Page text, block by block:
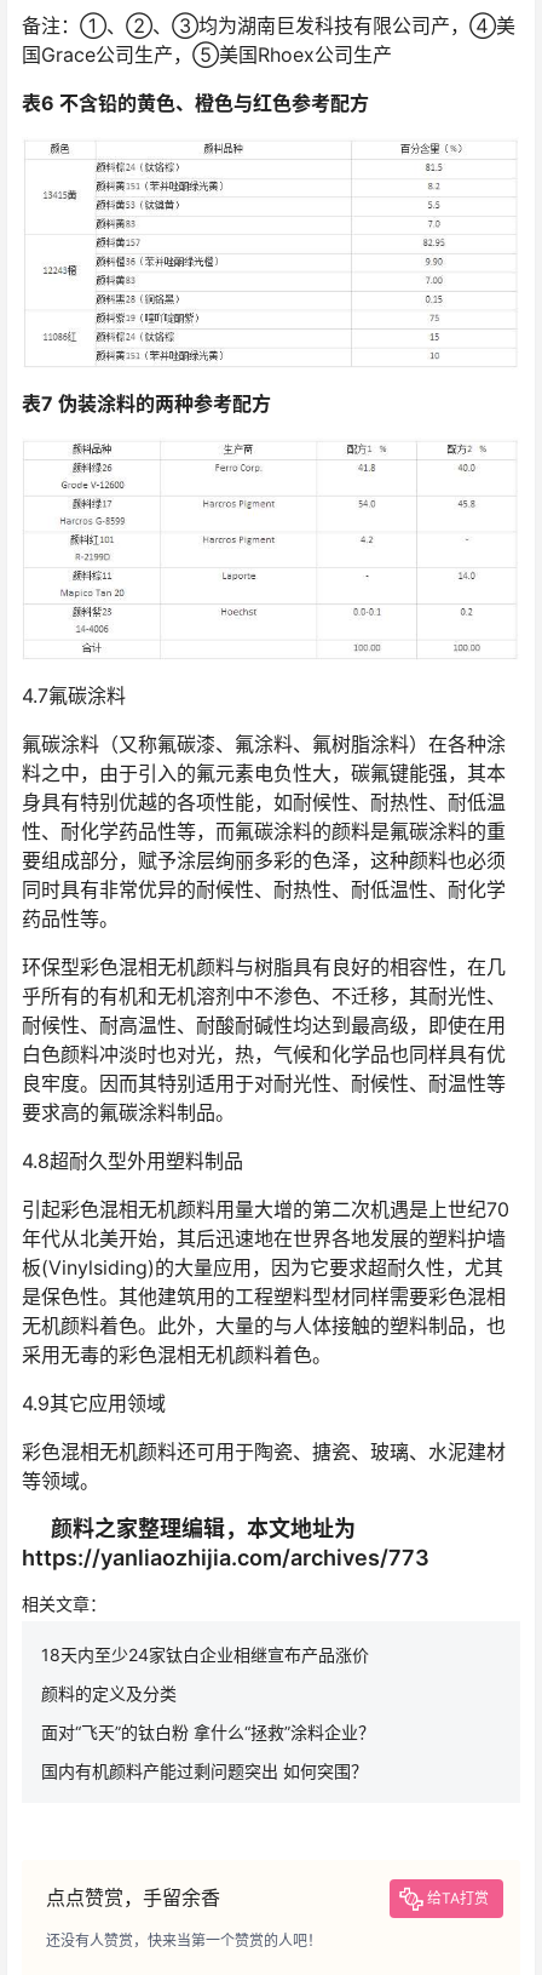
备注：①、②、③均为湖南巨发科技有限公司产，④美
国Grace公司生产，⑤美国Rhoex公司生产
表6 不含铅的黄色、橙色与红色参考配方
表7 伪装涂料的两种参考配方
4.7氟碳涂料
氟碳涂料（又称氟碳漆、氟涂料、氟树脂涂料）在各种涂
料之中，由于引入的氟元素电负性大，碳氟键能强，其本
身具有特别优越的各项性能，如耐候性、耐热性、耐低温
性、耐化学药品性等，而氟碳涂料的颜料是氟碳涂料的重
要组成部分，赋予涂层绚丽多彩的色泽，这种颜料也必须
同时具有非常优异的耐候性、耐热性、耐低温性、耐化学
药品性等。
环保型彩色混相无机颜料与树脂具有良好的相容性，在几
乎所有的有机和无机溶剂中不渗色、不迁移，其耐光性、
耐候性、耐高温性、耐酸耐碱性均达到最高级，即使在用
白色颜料冲淡时也对光，热，气候和化学品也同样具有优
良牢度。因而其特别适用于对耐光性、耐候性、耐温性等
要求高的氟碳涂料制品。
4.8超耐久型外用塑料制品
引起彩色混相无机颜料用量大增的第二次机遇是上世纪70
年代从北美开始，其后迅速地在世界各地发展的塑料护墙
板(Vinylsiding)的大量应用，因为它要求超耐久性，尤其
是保色性。其他建筑用的工程塑料型材同样需要彩色混相
无机颜料着色。此外，大量的与人体接触的塑料制品，也
采用无毒的彩色混相无机颜料着色。
4.9其它应用领域
彩色混相无机颜料还可用于陶瓷、搪瓷、玻璃、水泥建材
等领域。
颜料之家整理编辑，本文地址为
https://yanliaozhijia.com/archives/773
相关文章：
18天内至少24家钛白企业相继宣布产品涨价
颜料的定义及分类
面对“飞天”的钛白粉 拿什么“拯救”涂料企业？
国内有机颜料产能过剩问题突出 如何突围？
点点赞赏，手留余香 给TA打赏
还没有人赞赏，快来当第一个赞赏的人吧！